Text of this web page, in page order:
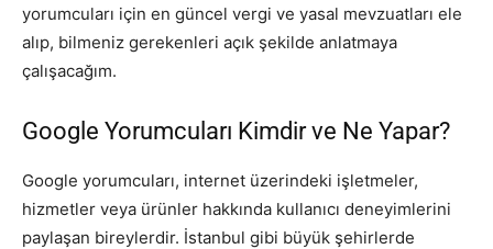
yorumcuları için en güncel vergi ve yasal mevzuatları ele
alıp, bilmeniz gerekenleri açık şekilde anlatmaya
çalışacağım.
Google Yorumcuları Kimdir ve Ne Yapar?
Google yorumcuları, internet üzerindeki işletmeler,
hizmetler veya ürünler hakkında kullanıcı deneyimlerini
paylaşan bireylerdir. İstanbul gibi büyük şehirlerde